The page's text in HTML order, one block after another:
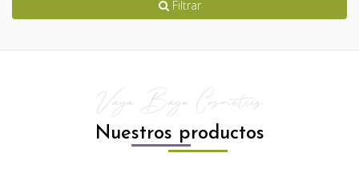
Filtrar
Vaya Baya Cosmetics
Nuestros productos